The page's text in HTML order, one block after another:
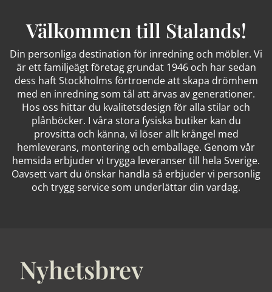
Välkommen till Stalands!
Din personliga destination för inredning och möbler. Vi
är ett familjeägt företag grundat 1946 och har sedan
dess haft Stockholms förtroende att skapa drömhem
med en inredning som tål att ärvas av generationer.
Hos oss hittar du kvalitetsdesign för alla stilar och
plånböcker. I våra stora fysiska butiker kan du
provsitta och känna, vi löser allt krångel med
hemleverans, montering och emballage. Genom vår
hemsida erbjuder vi trygga leveranser till hela Sverige.
Oavsett vart du önskar handla så erbjuder vi personlig
och trygg service som underlättar din vardag.
Nyhetsbrev